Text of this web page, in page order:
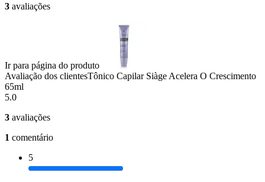
3 avaliações
Ir para página do produto
Avaliação dos clientesTônico Capilar Siàge Acelera O Crescimento
65ml
5.0
3 avaliações
1 comentário
5